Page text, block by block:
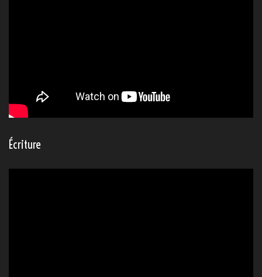
Écriture